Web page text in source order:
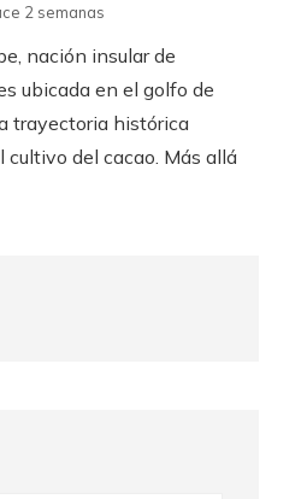
2 semanas
nación insular de
ubicada en el golfo de
trayectoria histórica
cultivo del cacao. Más allá